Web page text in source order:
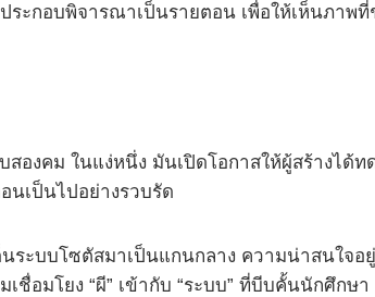
ระกอบพิจารณาเป็นรายตอน เพื่อให้เห็นภา
สองคม ในแง่หนึ่ง มันเปิดโอกาสให้ผู้สร้างไ
เป็นไปอย่างรวบรัด
นระบบโซตัสมาเป็นแกนกลาง ความน่าสนใจ
ชื่อมโยง “ผี” เข้ากับ “ระบบ” ที่บีบคั้นนักศึก